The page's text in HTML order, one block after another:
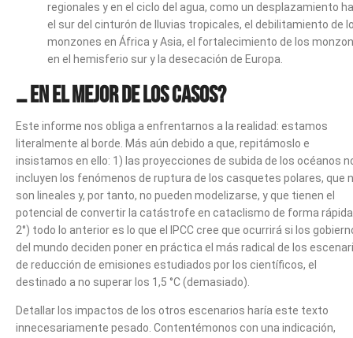
regionales y en el ciclo del agua, como un desplazamiento
el sur del cinturón de lluvias tropicales, el debilitamiento de
monzones en África y Asia, el fortalecimiento de los
en el hemisferio sur y la desecación de Europa.
… en el mejor de los casos?
Este informe nos obliga a enfrentarnos a la realidad: estamos
literalmente al borde. Más aún debido a que, repitámoslo e
insistamos en ello: 1) las proyecciones de subida de los océanos
incluyen los fenómenos de ruptura de los casquetes polares, que
son lineales y, por tanto, no pueden modelizarse, y que tienen el
potencial de convertir la catástrofe en cataclismo de forma
2°) todo lo anterior es lo que el IPCC cree que ocurrirá si los
del mundo deciden poner en práctica el más radical de los
de reducción de emisiones estudiados por los científicos, el
destinado a no superar los 1,5 °C (demasiado).
Detallar los impactos de los otros escenarios haría este texto
innecesariamente pesado. Contentémonos con una indicación,